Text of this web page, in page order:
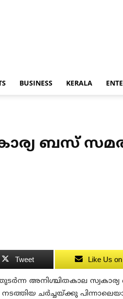
BUSINESS KERALA
ബസ്
Tweet Like Us
അനിശ്ചിതകാല
നടത്തിയ ചര്‍ച്ചയ്ക്കു